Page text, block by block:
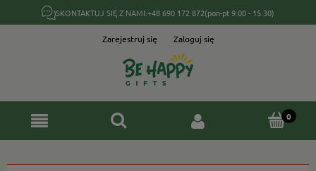
SKONTAKTUJ SIĘ Z NAMI:+48 690 172 872(pon-pt 9:00 - 15:30)
Zarejestruj się Zaloguj się